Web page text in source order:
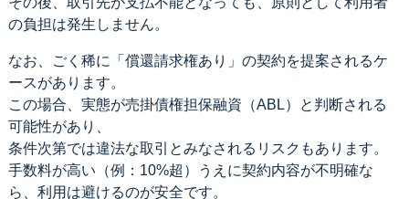
の負担は発生しません。
なお、ごく稀に「償還請求権あり」の契約を提案されるケ
ースがあります。
この場合、実態が売掛債権担保融資（ABL）と判断される
可能性があり、
条件次第では違法な取引とみなされるリスクもあります。
手数料が高い（例：10%超）うえに契約内容が不明確な
ら、利用は避けるのが安全です。